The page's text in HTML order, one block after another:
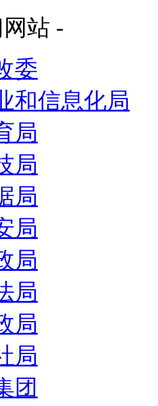
站 -
委
和信息化局
局
局
局
局
局
局
局
局
团